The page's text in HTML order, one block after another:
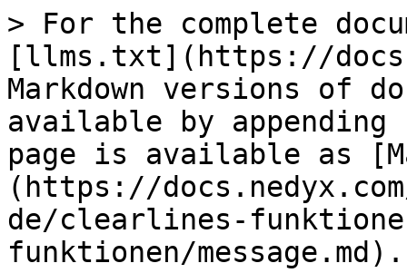
> For the complete
[llms.txt](https://
Markdown versions of
available by
page is available as
(https://
de/clearlines-
funktionen/message.md).